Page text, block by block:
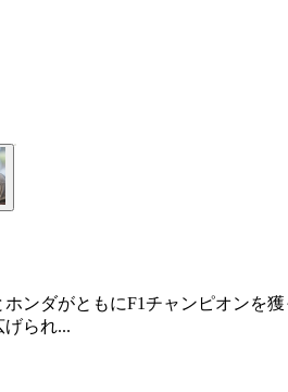
ホンダがともにF1チャンピオンを
られ...